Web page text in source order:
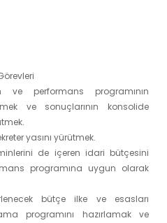
performans programının
ve sonuçlarının konsolide
yasını yürütmek.
de içeren idari bütçesini
programına uygun olarak
bütçe ilke ve esasları
programını hazırlamak ve